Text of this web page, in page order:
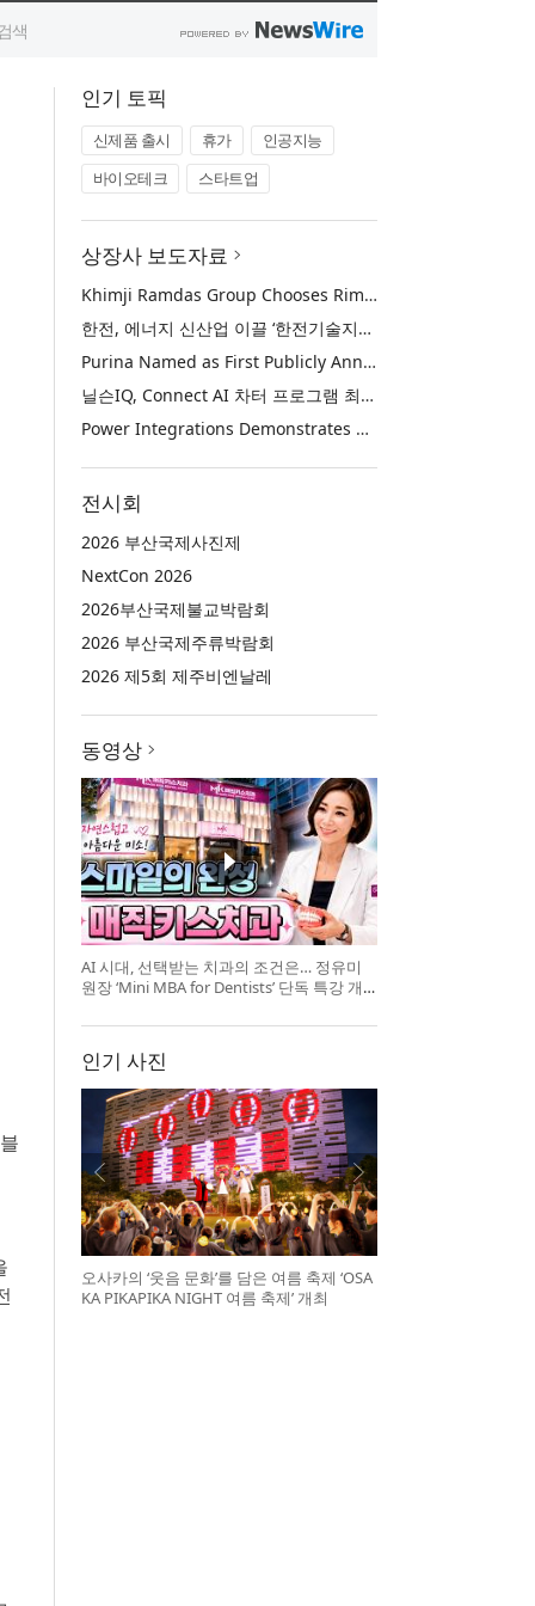
인기 토픽
신제품 출시 휴가
인공지능
바이오테크
스타트업
상장사 보도자료
Khimji Ramdas Group Chooses Rimini Street to Reduce SAP Support Costs, Protect 700+ Customizations and Reinvest Savings in Innovation
한전, 에너지 신산업 이끌 ‘한전기술지주’ 공식 출범
Purina Named as First Publicly Announced NIQ ConnectAI Charter Client
닐슨IQ, Connect AI 차터 프로그램 최초 고객사 ‘퓨리나’ 선정
Power Integrations Demonstrates World’s First 2200 V GaN Technology for Next-Era High-Voltage Power Systems
전시회
2026 부산국제사진제
NextCon 2026
2026부산국제불교박람회
2026 부산국제주류박람회
2026 제5회 제주비엔날레
동영상
AI 시대, 선택받는 치과의 조건은… 정유미
원장 ‘Mini MBA for Dentists’ 단독 특강 개
인기 사진
오사카의 ‘웃음 문화’를 담은 여름 축제 ‘OSA
KA PIKAPIKA NIGHT 여름 축제’ 개최